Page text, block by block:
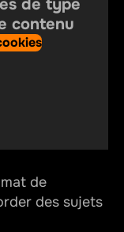
pour limiter
?
de type
contenu
sont
révéler sans
de
des sujets